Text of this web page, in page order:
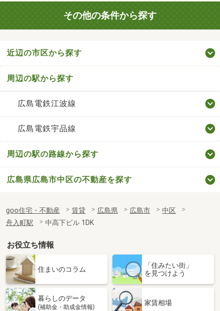
その他の条件から探す
近辺の市区から探す
周辺の駅から探す
広島電鉄江波線
広島電鉄宇品線
周辺の駅の路線から探す
広島県広島市中区の不動産を探す
goo住宅・不動産 賃貸 広島県 広島市
中区
舟入町駅
中高下ビル 1DK
お役立ち情報
住まいのコラム
「住みたい街」
を見つけよう
暮らしのデータ
(補助金・助成金情報)
家賃相場